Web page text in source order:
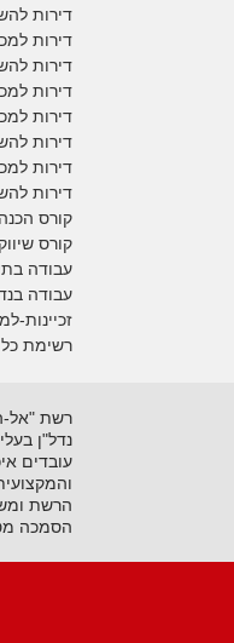
דירות
דירות
דירות
דירות
דירות
דירות
דירות
דירות
קורס
קורס
עבודה
עבודה
זכיינות-
רשימת
נדל"ן
עובדים
הרשת
הסמכה